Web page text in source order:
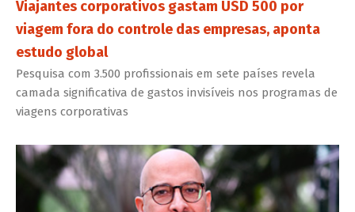
Viajantes corporativos gastam USD 500 por
viagem fora do controle das empresas, aponta
estudo global
Pesquisa com 3.500 profissionais em sete países revela
camada significativa de gastos invisíveis nos programas de
viagens corporativas